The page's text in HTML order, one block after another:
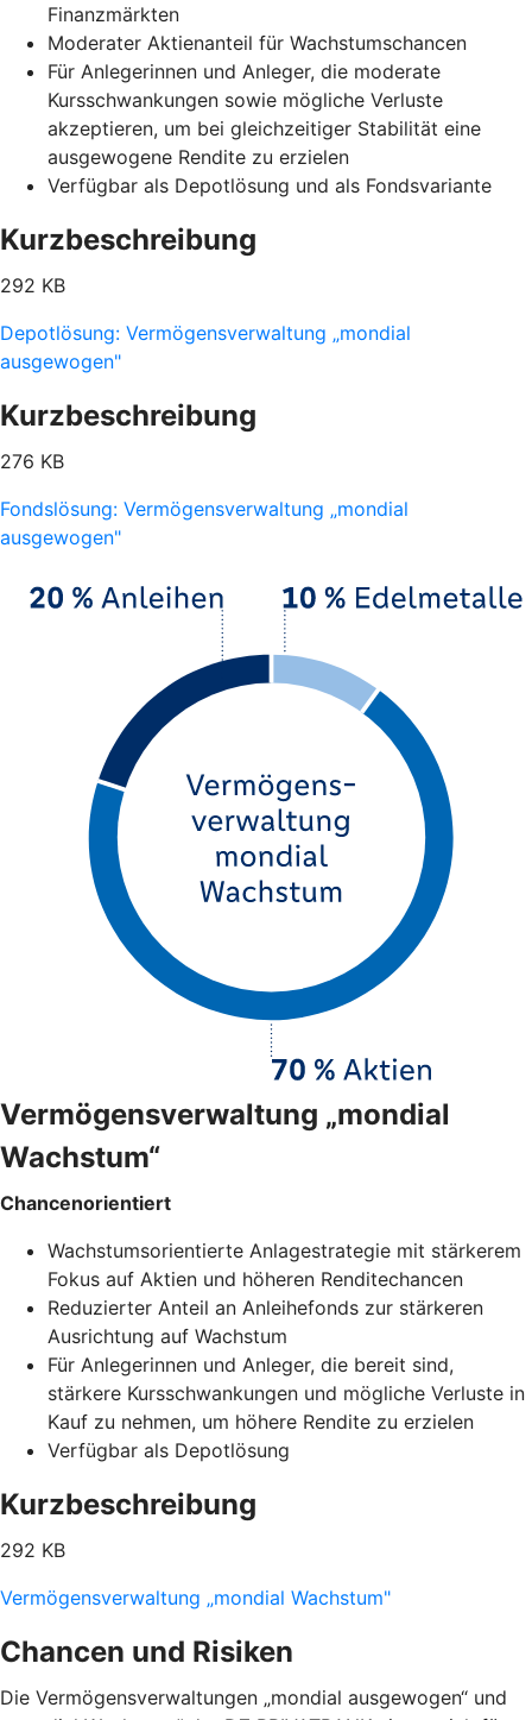
Finanzmärkten
Moderater Aktienanteil für Wachstumschancen
Für Anlegerinnen und Anleger, die moderate
Kursschwankungen sowie mögliche Verluste
akzeptieren, um bei gleichzeitiger Stabilität eine
ausgewogene Rendite zu erzielen
Verfügbar als Depotlösung und als Fondsvariante
Kurzbeschreibung
292 KB
Depotlösung: Vermögensverwaltung „mondial
ausgewogen"
Kurzbeschreibung
276 KB
Fondslösung: Vermögensverwaltung „mondial
ausgewogen"
Vermögensverwaltung „mondial
Wachstum“
Chancenorientiert
Wachstumsorientierte Anlagestrategie mit stärkerem
Fokus auf Aktien und höheren Renditechancen
Reduzierter Anteil an Anleihefonds zur stärkeren
Ausrichtung auf Wachstum
Für Anlegerinnen und Anleger, die bereit sind,
stärkere Kursschwankungen und mögliche Verluste in
Kauf zu nehmen, um höhere Rendite zu erzielen
Verfügbar als Depotlösung
Kurzbeschreibung
292 KB
Vermögensverwaltung „mondial Wachstum"
Chancen und Risiken
Die Vermögensverwaltungen „mondial ausgewogen“ und